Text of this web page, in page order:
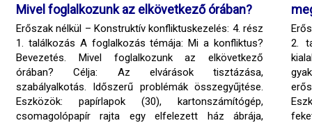
Mivel foglalkozunk az elkövetkező órában?
Erőszak nélkül – Konstruktív konfliktuskezelés: 4. rész
1. találkozás A foglalkozás témája: Mi a konfliktus?
Bevezetés. Mivel foglalkozunk az elkövetkező
órában? Célja: Az elvárások tisztázása,
szabályalkotás. Időszerű problémák összegyűjtése.
Eszközök: papírlapok (30), kartonszámítógép,
csomagolópapír rajta egy elfelezett ház ábrája,
2.